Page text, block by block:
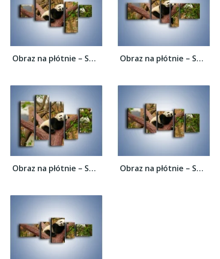
Obraz na płótnie – Sen pandy na drzewie –... Obraz na płótnie – Sen pandy na drzewie –...
Obraz na płótnie – Sen pandy na drzewie –... Obraz na płótnie – Sen pandy na drzewie –...